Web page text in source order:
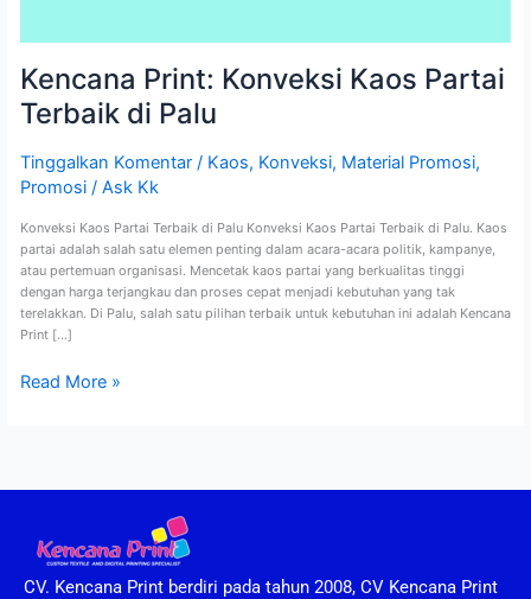
Kencana Print: Konveksi Kaos Partai
Terbaik di Palu
Tinggalkan Komentar / Kaos, Konveksi, Material Promosi,
Promosi/ Ask Kk
Konveksi Kaos Partai Terbaik di Palu Konveksi Kaos Partai Terbaik di Palu. Kaos
partai adalah salah satu elemen penting dalam acara-acara politik, kampanye,
atau pertemuan organisasi. Mencetak kaos partai yang berkualitas tinggi
dengan harga terjangkau dan proses cepat menjadi kebutuhan yang tak
terelakkan. Di Palu, salah satu pilihan terbaik untuk kebutuhan ini adalah Kencana
Print […]
Read More »
CV. Kencana Print berdiri pada tahun 2008, CV Kencana Print